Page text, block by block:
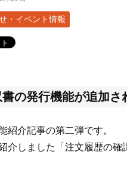
・イベント情報
の発行機能が追加さ
紹介記事の第二弾です。
介しました「注文履歴の確